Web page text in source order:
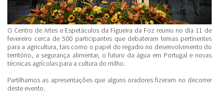
O Centro de Artes e Espetáculos da Figueira da Foz reuniu no dia 11 de
fevereiro cerca de 500 participantes que debateram temas pertinentes
para a agricultura, tais como o papel do regadio no desenvolvimento do
território, a segurança alimentar, o futuro da água em Portugal e novas
técnicas agrícolas para a cultura do milho.
Partilhamos as apresentações que alguns oradores fizeram no decorrer
deste evento.